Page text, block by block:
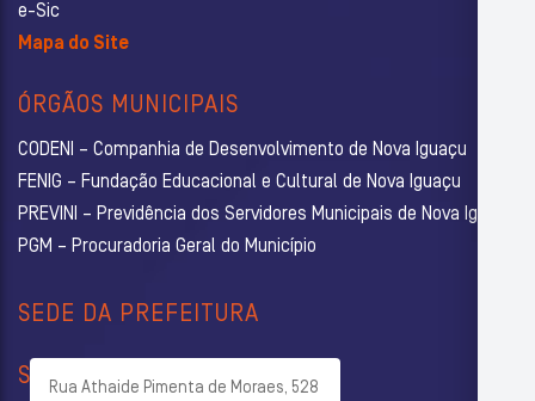
e-Sic
Mapa do Site
ÓRGÃOS MUNICIPAIS
CODENI – Companhia de Desenvolvimento de Nova Iguaçu
FENIG – Fundação Educacional e Cultural de Nova Iguaçu
PREVINI – Previdência dos Servidores Municipais de Nova Iguaçu
PGM – Procuradoria Geral do Município
SEDE DA PREFEITURA
Rua Athaide Pimenta de Moraes, 528
SECRETARIAS